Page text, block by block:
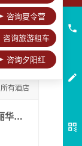
所有酒店
乌鲁木齐美丽华大酒
咨询夏令营
咨询旅游租车
咨询夕阳红